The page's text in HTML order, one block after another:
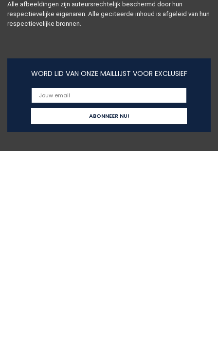
Alle afbeeldingen zijn auteursrechtelijk beschermd door hun
respectievelijke eigenaren. Alle geciteerde inhoud is afgeleid van hun
respectievelijke bronnen.
WORD LID VAN ONZE MAILLIJST VOOR EXCLUSIEF